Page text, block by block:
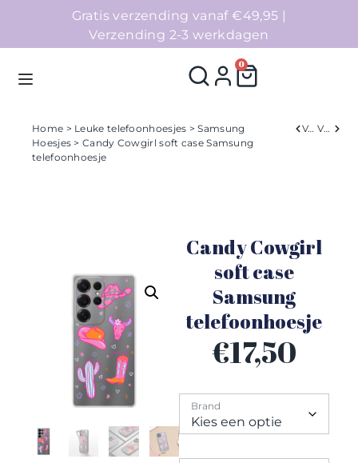
Gratis verzending vanaf €49,95 |
Verzending 2-3 werkdagen
0
Homepage
Collecties
Home > Leuke telefoonhoesjes >Samsung
Hoesjes > Candy Cowgirl soft case Samsung
telefoonhoesje
Verleden Volgend
Candy Cowgirl
soft case
Samsung
telefoonhoesje
€17,50
Brand